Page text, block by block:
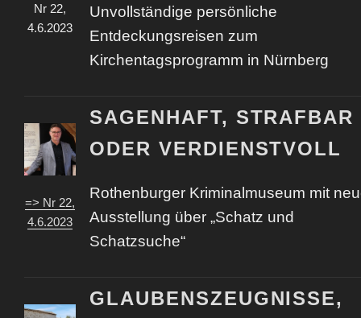
Nr 22,
4.6.2023
Unvollständige persönliche
Entdeckungsreisen zum
Kirchentagsprogramm in Nürnberg
=> Nr 22,
4.6.2023
SAGENHAFT, STRAFBAR
ODER VERDIENSTVOLL
Rothenburger Kriminalmuseum mit
Ausstellung über „Schatz und
Schatzsuche“
GLAUBENSZEUGNISSE,